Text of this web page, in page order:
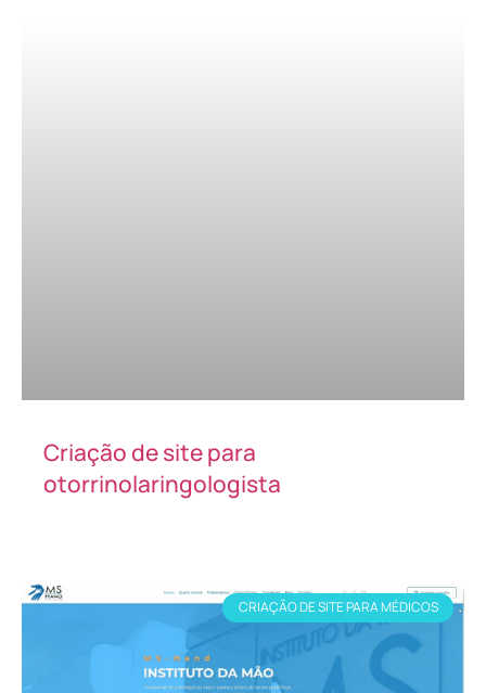
Criação de site para
otorrinolaringologista
CRIAÇÃO DE SITE PARA MÉDICOS